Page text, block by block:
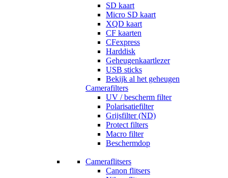
SD kaart
Micro SD kaart
XQD kaart
CF kaarten
CFexpress
Harddisk
Geheugenkaartlezer
USB sticks
Bekijk al het geheugen
Camerafilters
UV / bescherm filter
Polarisatiefilter
Grijsfilter (ND)
Protect filters
Macro filter
Beschermdop
Cameraflitsers
Canon flitsers